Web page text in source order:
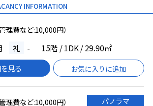
INFORMATION
管理費など:10,000円）
礼 - 15階 / 1DK / 29.90㎡
見る お気に入りに追加
管理費など:10,000円） パノラマ